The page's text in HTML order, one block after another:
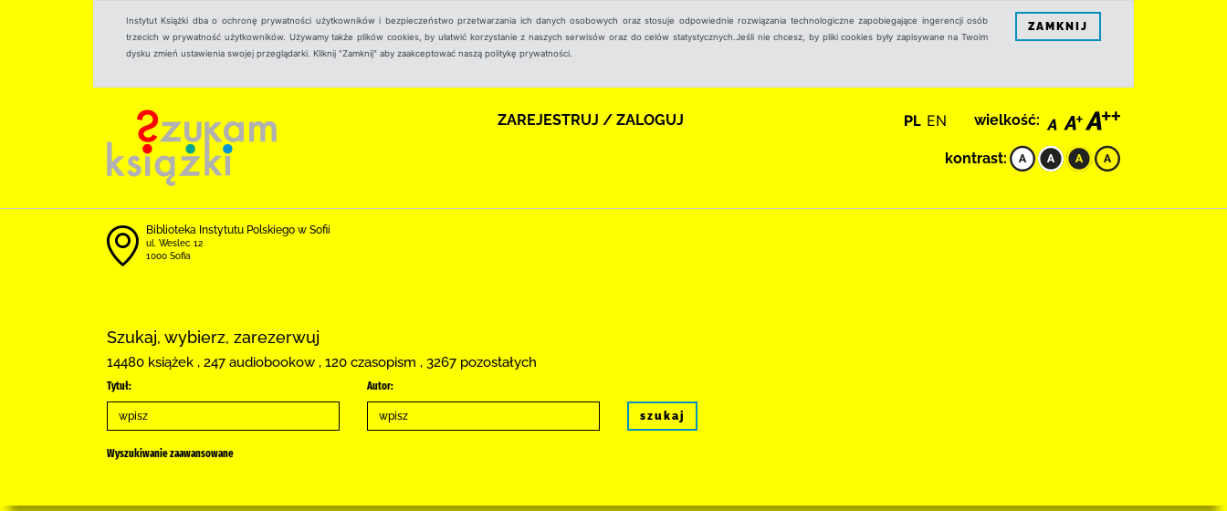
Instytut Książki dba o ochronę prywatności użytkowników i bezpieczeństwo przetwarzania ich danych osobowych oraz stosuje odpowiednie rozwiązania technologiczne zapobiegające ingerencji osób
trzecich w prywatność użytkowników. Używamy także plików cookies, by ułatwić korzystanie z naszych serwisów oraz do celów statystycznych.Jeśli nie chcesz, by pliki cookies były zapisywane na Twoim
dysku zmień ustawienia swojej przeglądarki. Kliknij "Zamknij" aby zaakceptować naszą politykę prywatności.
ZAMKNIJ
ZAREJESTRUJ / ZALOGUJ PL EN wielkość:
kontrast:
Biblioteka Instytutu Polskiego w Sofii
ul. Weslec 12
1000 Sofia
Szukaj, wybierz, zarezerwuj
14480 książek , 247 audiobookow , 120 czasopism , 3267 pozostałych
Tytuł: Autor:
szukaj
Wyszukiwanie zaawansowane